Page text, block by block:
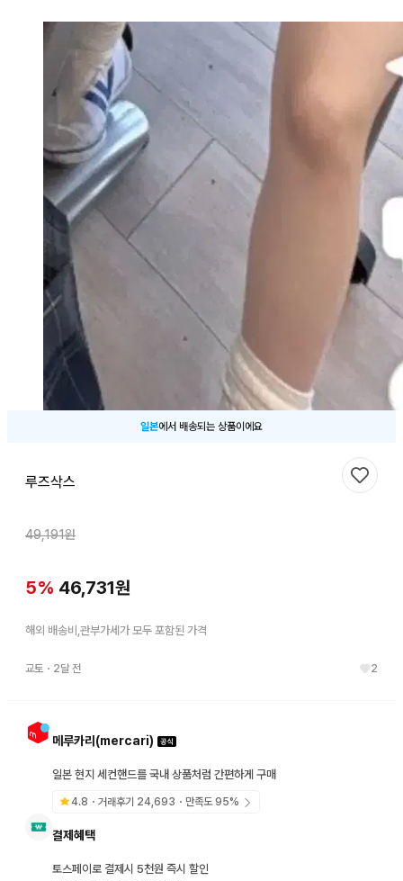
일본에서 배송되는 상품이에요
루즈삭스
49,191원
5% 46,731원
해외 배송비,관부가세가 모두 포함된 가격
교토・ 2달 전 2
메루카리(mercari)
일본 현지 세컨핸드를 국내 상품처럼 간편하게 구매
4.8 ・거래후기 24,693 ・만족도95%
결제혜택
토스페이로 결제시 5천원 즉시 할인
찜하기